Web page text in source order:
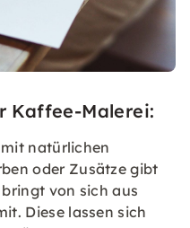
Kaffee-Malerei:
natürlichen
oder Zusätze gibt
von sich aus
Diese lassen sich